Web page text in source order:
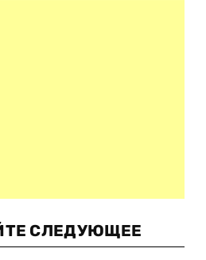
СЛЕДУЮЩЕЕ